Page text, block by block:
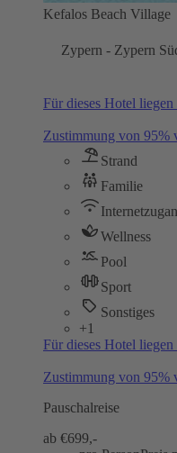
Kefalos Beach Village
Zypern - Zypern
Für dieses Hotel
Zustimmung von 95%
Strand
Familie
Wellness
Pool
Sport
Sonstiges
+1
Für dieses Hotel
Zustimmung von 95%
Pauschalreise
ab €699,-